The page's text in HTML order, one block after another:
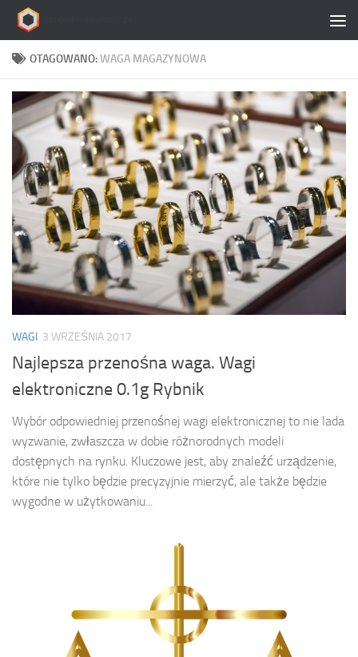
Skip to content
OTAGOWANO:WAGA MAGAZYNOWA
WAGI 3 WRZEŚNIA 2017
Najlepsza przenośna waga. Wagi
elektroniczne 0.1g Rybnik
Wybór odpowiedniej przenośnej wagi elektronicznej to nie lada
wyzwanie, zwłaszcza w dobie różnorodnych modeli
dostępnych na rynku. Kluczowe jest, aby znaleźć urządzenie,
które nie tylko będzie precyzyjnie mierzyć, ale także będzie
wygodne w użytkowaniu...